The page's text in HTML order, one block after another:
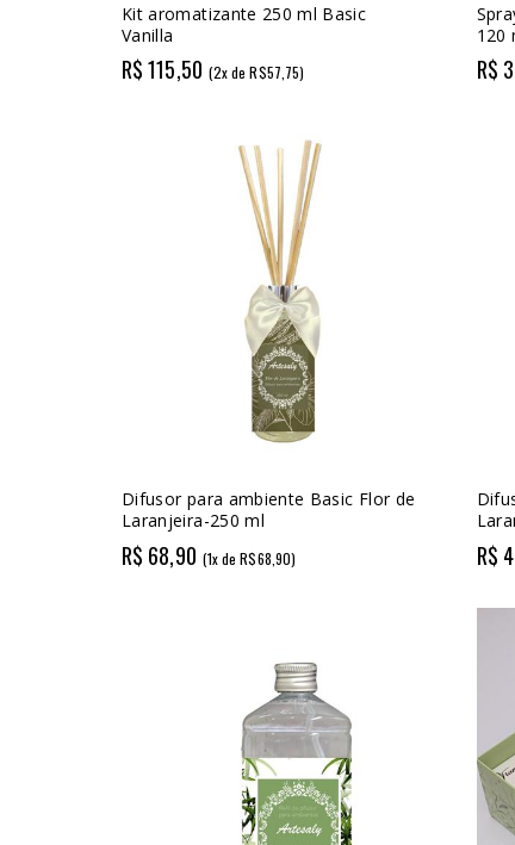
Kit aromatizante 250 ml Basic
Vanilla
R$ 115,50 (2x de R$57,75)
120
R$
Difusor para ambiente Basic Flor de
Laranjeira-250 ml
R$ 68,90 (1x de R$68,90) R$